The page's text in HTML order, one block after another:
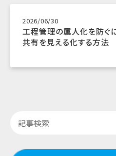
2026/06/30
工程管理の属人化を防ぐ
共有を見える化する方法